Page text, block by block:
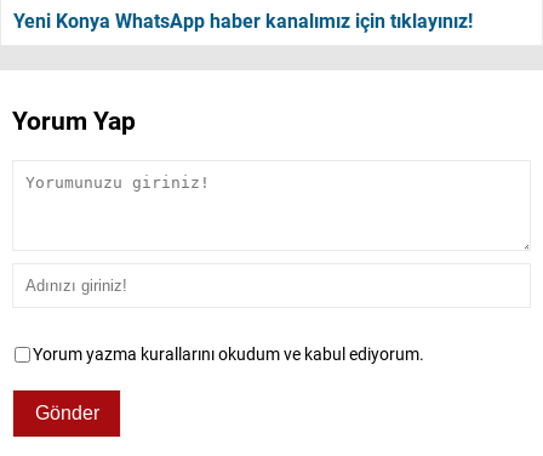
Yeni Konya WhatsApp haber kanalımız için tıklayınız!
Yorum Yap
Yorum yazma kurallarını okudum ve kabul ediyorum.